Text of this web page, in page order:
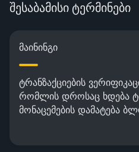
შესაბამისი ტერმინები
მაინინგი
ტრანზაქციების
რომლის დროსაც ხდება
მონაცემების დამატება